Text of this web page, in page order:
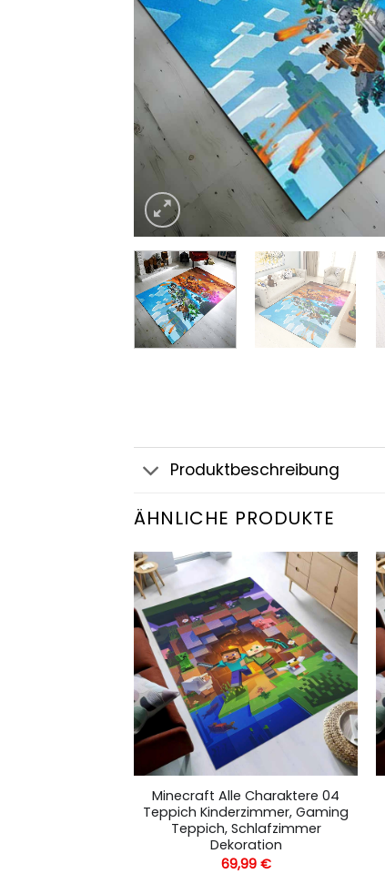
Produktbeschreibung
ÄHNLICHE PRODUKTE
Minecraft Alle Charaktere 04
Teppich Kinderzimmer, Gaming
Teppich, Schlafzimmer
Dekoration
69,99 €